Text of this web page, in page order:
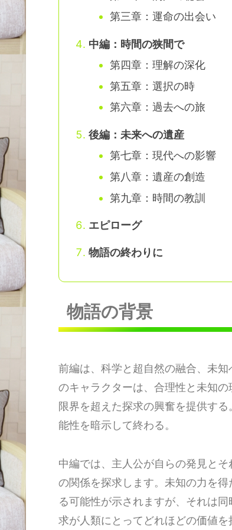
第三章：運命の出会い
中編：時間の狭間で
第四章：理解の深化
第五章：選択の時
第六章：過去への旅
後編：未来への遺産
第七章：現代への影響
第八章：遺産の創造
第九章：時間の教訓
エピローグ
物語の終わりに
物語の背景
前編は、科学と超自然の融合、未
のキャラクターは、合理性と未知
限界を超えた探求の興奮を提供す
能性を暗示して終わる。
中編では、主人公が自らの発見と
の関係を探求します。未知の力を
る可能性が示されますが、それは
求が人類にとってどれほどの価値